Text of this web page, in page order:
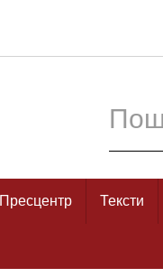
Пресцентр Тексти